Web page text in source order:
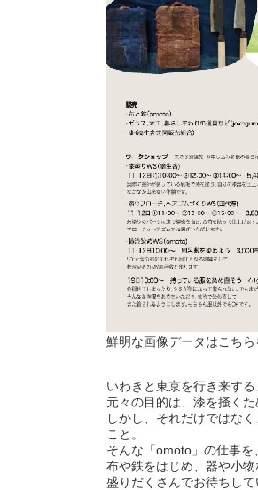
鮮明な画像データはこち
いわきと東京を行き来す
元々の目的は、漆を掻く
しかし、それだけではな
こと。
そんな「omoto」の仕事を
布や鉄をはじめ、器や小
盛りだくさんでお待ちして